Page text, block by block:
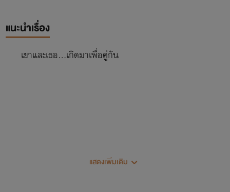
แนะนำเรื่อง
เขาและเธอ...เกิดมาเพื่อคู่กัน
แสดงเพิ่มเติม